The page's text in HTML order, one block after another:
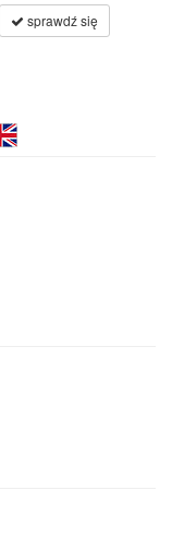
sprawdź się